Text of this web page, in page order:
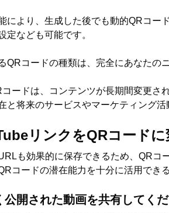
により、生成した後でも動的QRコー
定なども可能です。
QRコードの種類は、完全にあなたの
コードは、コンテンツが長期間変更さ
と将来のサービスやマーケティング
リンクをQRコード
も効果的に保存できるため、QRコ
コードの潜在能力を十分に活用でき
公開された動画を共有してくだ